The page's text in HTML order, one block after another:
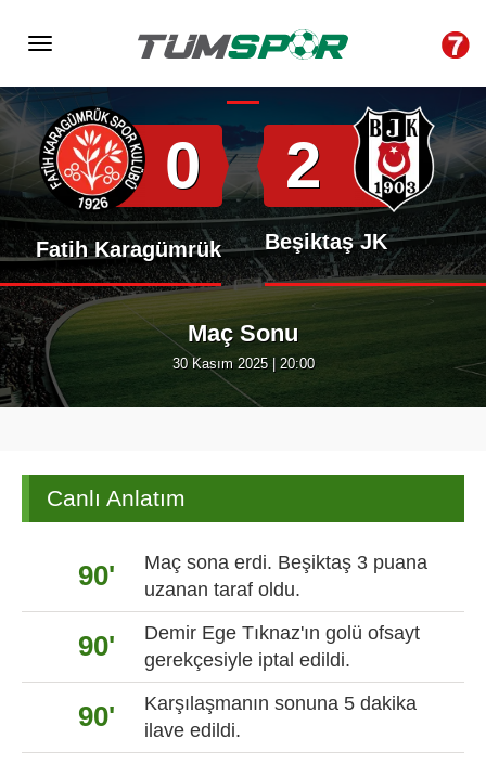
Hakem : Halil Umut Meler
0
Fatih Karagümrük
2
Beşiktaş JK
Maç Sonu
30 Kasım 2025 | 20:00
Canlı Anlatım
90'
Maç sona erdi. Beşiktaş 3 puana
uzanan taraf oldu.
90'
Demir Ege Tıknaz'ın golü ofsayt
gerekçesiyle iptal edildi.
90'
Karşılaşmanın sonuna 5 dakika
ilave edildi.